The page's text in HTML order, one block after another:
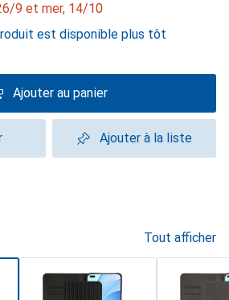
9 et mer, 14/10
est disponible plus tôt
Ajouter au panier
Ajouter à la liste
Tout afficher